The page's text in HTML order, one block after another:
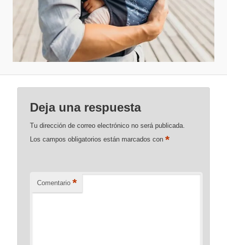
Deja una respuesta
Tu dirección de correo electrónico no será publicada.
Los campos obligatorios están marcados con*
Comentario *